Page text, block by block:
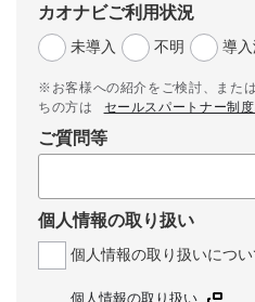
カオナビご利用状況
未導入
不明 導
※お客様への紹介をご検討、また
ちの方は
セールスパートナー制
ご質問等
個人情報の取り扱い
個人情報の取り扱いについ
個人情報の取り扱い